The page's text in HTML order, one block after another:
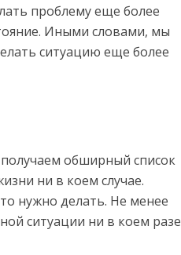
проблему еще более
Иными словами, мы
ситуацию еще более
обширный список
ни в коем случае.
нужно делать. Не менее
ситуации ни в коем разе